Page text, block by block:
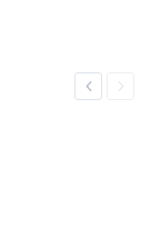
PreviousNext